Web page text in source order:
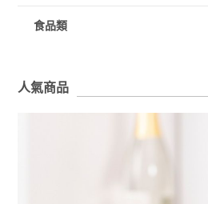
食品類
人氣商品